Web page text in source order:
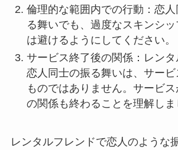
倫理的な範囲内での行動：恋
る舞いでも、過度なスキンシ
は避けるようにしてください。
サービス終了後の関係：レン
恋人同士の振る舞いは、サービ
ものではありません。サービ
の関係も終わることを理解しま
レンタルフレンドで恋人のような